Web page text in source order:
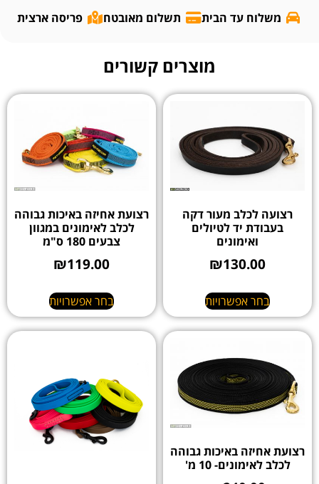
משלוח עד הבית תשלום מאובטח פריסה ארצית
מוצרים קשורים
רצועה לכלב מעור דקה
בעבודת יד לטיולים
ואימונים
₪130.00
בחר אפשרויות
רצועת אחיזה באיכות גבוהה
לכלב לאימונים במגוון
צבעים 180 ס"מ
₪119.00
בחר אפשרויות
רצועת אחיזה באיכות גבוהה
לכלב לאימונים- 10 מ'